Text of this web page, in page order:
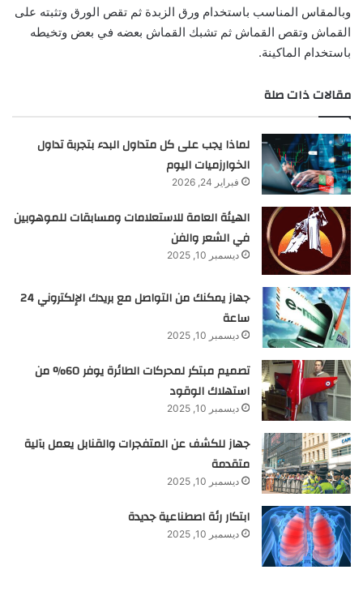
وبالمقاس المناسب باستخدام ورق الزبدة ثم تقص الورق وتثبته على
القماش وتقص القماش ثم تشبك القماش بعضه في بعض وتخيطه
باستخدام الماكينة.
مقالات ذات صلة
لماذا يجب على كل متداول البدء بتجربة تداول
الخوارزميات اليوم
فبراير 24, 2026
الهيئة العامة للاستعلامات ومسابقات للموهوبين
في الشعر والفن
ديسمبر 10, 2025
جهاز يمكنك من التواصل مع بريدك الإلكتروني 24
ساعة
ديسمبر 10, 2025
تصميم مبتكر لمحركات الطائرة يوفر 60% من
استهلاك الوقود
ديسمبر 10, 2025
جهاز للكشف عن المتفجرات والقنابل يعمل بآلية
متقدمة
ديسمبر 10, 2025
ابتكار رئة اصطناعية جديدة
ديسمبر 10, 2025